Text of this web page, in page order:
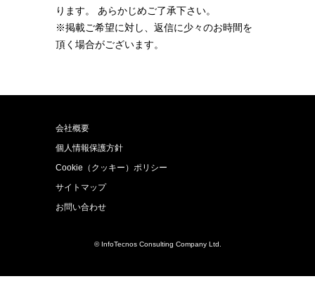
ります。 あらかじめご了承下さい。
※掲載ご希望に対し、返信に少々のお時間を
頂く場合がございます。
会社概要
個人情報保護方針
Cookie（クッキー）ポリシー
サイトマップ
お問い合わせ
© InfoTecnos Consulting Company Ltd.